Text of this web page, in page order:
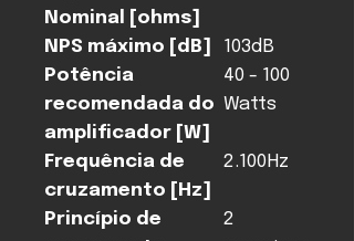
Nominal [ohms]
NPS máximo [dB]
103dB
Potência
recomendada do
amplificador [W]
40 - 100
Watts
Frequência de
cruzamento [Hz]
2.100Hz
Princípio de
2